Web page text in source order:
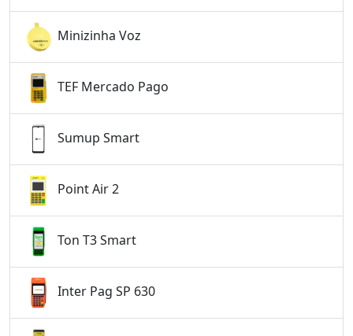
Minizinha Voz
TEF Mercado Pago
Sumup Smart
Point Air 2
Ton T3 Smart
Inter Pag SP 630